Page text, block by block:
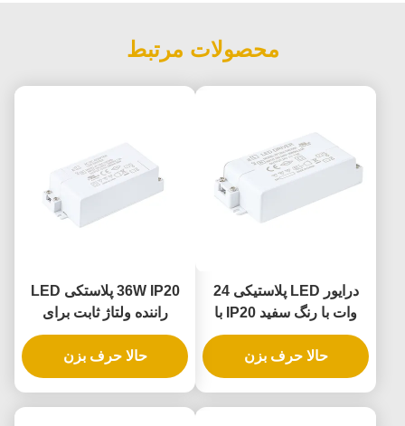
محصولات مرتبط
درایور LED پلاستیکی 24
وات با رنگ سفید IP20 با
ولتاژ ثابت برای روشنایی
داخلی
حالا حرف بزن
36W IP20 پلاستکی LED
راننده ولتاژ ثابت برای
کاربردهای روشنایی داخلی
حالا حرف بزن